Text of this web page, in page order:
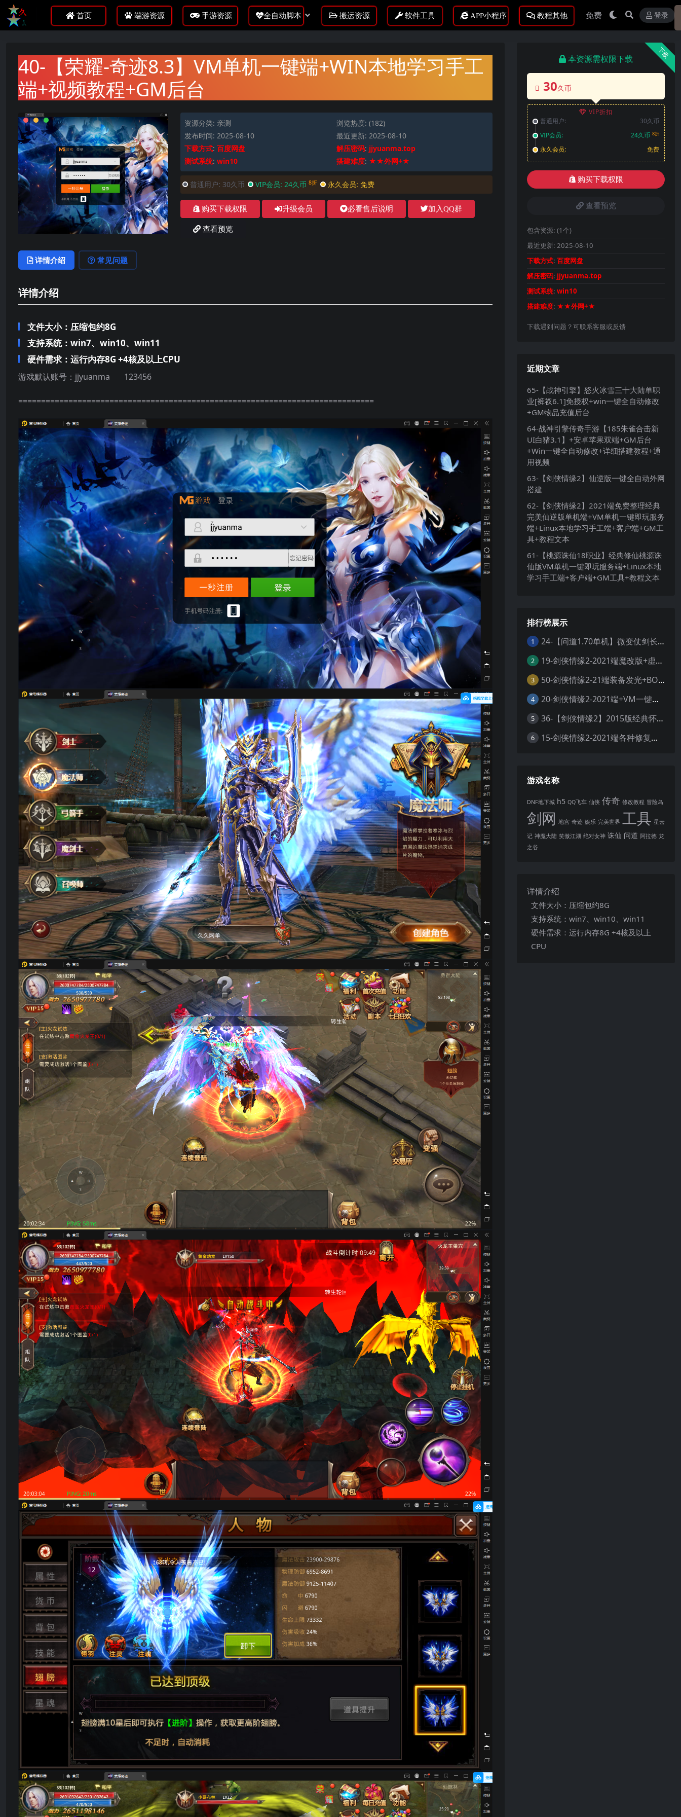
首页 端游资源 手游资源 全自动脚本 搬运资源 软件工具 APP小程序 教程其他 免费 登录
40-【荣耀-奇迹8.3】VM单机一键端+WIN本地学习手工
端+视频教程+GM后台
资源分类: 亲测
浏览热度: (182)
发布时间: 2025-08-10
最近更新: 2025-08-10
下载方式: 百度网盘 解压密码: jjyuanma.top
测试系统: win10 搭建难度: ★★外网+★
普通用户: 30久币 VIP会员: 24久币 8折 永久会员: 免费
购买下载权限 升级会员 必看售后说明 加入QQ群
查看预览
详情介绍 常见问题
详情介绍
文件大小：压缩包约8G
支持系统：win7、win10、win11
硬件需求：运行内存8G +4核及以上CPU
游戏默认账号：jjyuanma 123456
==============================================================================
下载
本资源需权限下载
30久币
VIP折扣
普通用户:
30久币
VIP会员:
24久币 8折
永久会员: 免费
购买下载权限
查看预览
包含资源: (1个)
最近更新: 2025-08-10
下载方式: 百度网盘
解压密码: jjyuanma.top
测试系统: win10
搭建难度: ★★外网+★
下载遇到问题？可联系客服或反馈
近期文章
65-【战神引擎】怒火冰雪三十大陆单职
业[裤衩6.1]免授权+win一键全自动修改
+GM物品充值后台
64-战神引擎传奇手游【185朱雀合击新
UI白猪3.1】+安卓苹果双端+GM后台
+Win一键全自动修改+详细搭建教程+通
用视频
63-【剑侠情缘2】仙逆版一键全自动外网
搭建
62-【剑侠情缘2】2021端免费整理经典
完美仙逆版单机端+VM单机一键即玩服务
端+Linux本地学习手工端+客户端+GM工
具+教程文本
61-【桃源诛仙18职业】经典修仙桃源诛
仙版VM单机一键即玩服务端+Linux本地
学习手工端+客户端+GM工具+教程文本
排行榜展示
1 24-【问道1.70单机】微变仗剑长歌 +带图文攻略 +丰富时装称号坐骑 +GM工具 +虚拟机一键端 +视频安装教学
2 19-剑侠情缘2-2021端魔改版+虚拟单机搭建+高清大屏+视频教程
3 50-剑侠情缘2-21端装备发光+BOSS时间刷新修改+外网服务端整理+一键虚拟机+服务端+客户端+工具
4 20-剑侠情缘2-2021端+VM一键单机+通用视频测试教程
5 36-【剑侠情缘2】2015版经典怀旧+多副本+脚本修复+GM工具+视频安装教程+虚拟机一键端
6 15-剑侠情缘2-2021端各种修复完善+虚拟机单机端+外网服务端整理+文本教程+视频教程
游戏名称
DNF地下城 h5 QQ飞车 仙侠 传奇 修改教程 冒险岛
剑网 地宫 奇迹 娱乐 完美世界 工具 星云
记 神魔大陆 笑傲江湖 绝对女神 诛仙 问道 阿拉德 龙
之谷
详情介绍
文件大小：压缩包约8G
支持系统：win7、win10、win11
硬件需求：运行内存8G +4核及以上
CPU